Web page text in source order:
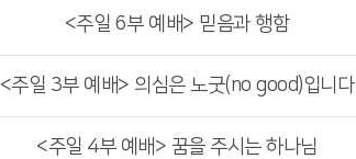
<주일 6부 예배> 믿음과 행함
<주일 3부 예배> 의심은 노굿(no good)입니다
<주일 4부 예배> 꿈을 주시는 하나님